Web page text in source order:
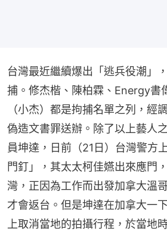
台灣最近繼續爆出「逃兵役潮」
捕。修杰楷、陳柏霖、Energy書
（小杰）都是拘捕名單之列，經
偽造文書罪送辦。除了以上藝人
員坤達，日前（21日）台灣警方
門釘」，其太太柯佳嬿出來應門
灣，正因為工作而出發加拿大溫
才會返台。但是坤達在加拿大一
上取消當地的拍攝行程，於當地